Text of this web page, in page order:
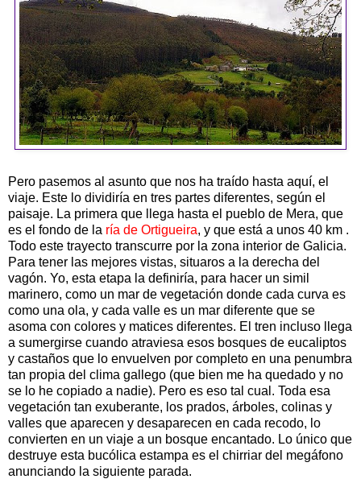
Pero pasemos al asunto que nos ha traído hasta aquí, el
viaje. Este lo dividiría en tres partes diferentes, según el
paisaje. La primera que llega hasta el pueblo de Mera, que
es el fondo de la ría de Ortigueira, y que está a unos 40 km .
Todo este trayecto transcurre por la zona interior de Galicia.
Para tener las mejores vistas, situaros a la derecha del
vagón. Yo, esta etapa la definiría, para hacer un simil
marinero, como un mar de vegetación donde cada curva es
como una ola, y cada valle es un mar diferente que se
asoma con colores y matices diferentes. El tren incluso llega
a sumergirse cuando atraviesa esos bosques de eucaliptos
y castaños que lo envuelven por completo en una penumbra
tan propia del clima gallego (que bien me ha quedado y no
se lo he copiado a nadie). Pero es eso tal cual. Toda esa
vegetación tan exuberante, los prados, árboles, colinas y
valles que aparecen y desaparecen en cada recodo, lo
convierten en un viaje a un bosque encantado. Lo único que
destruye esta bucólica estampa es el chirriar del megáfono
anunciando la siguiente parada.